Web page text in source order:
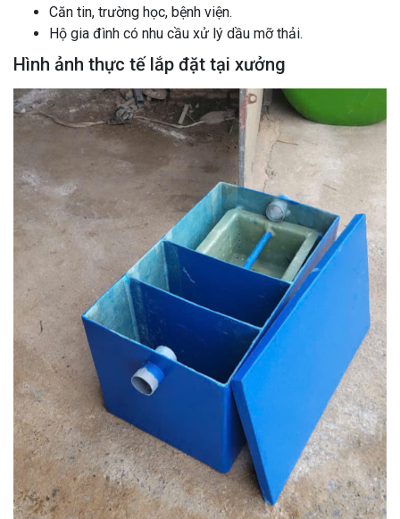
Căn tin, trường học, bệnh viện.
Hộ gia đình có nhu cầu xử lý dầu mỡ thải.
Hình ảnh thực tế lắp đặt tại xưởng